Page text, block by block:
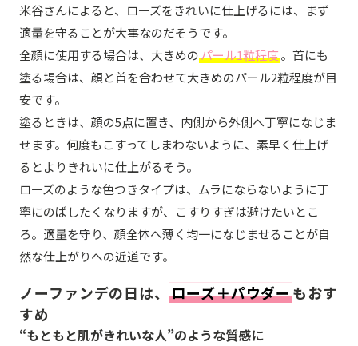
米谷さんによると、ローズをきれいに仕上げるには、まず
適量を守ることが大事なのだそうです。
全顔に使用する場合は、大きめのパール1粒程度。首にも
塗る場合は、顔と首を合わせて大きめのパール2粒程度が目
安です。
塗るときは、顔の5点に置き、内側から外側へ丁寧になじま
せます。何度もこすってしまわないように、素早く仕上げ
るとよりきれいに仕上がるそう。
ローズのような色つきタイプは、ムラにならないように丁
寧にのばしたくなりますが、こすりすぎは避けたいとこ
ろ。適量を守り、顔全体へ薄く均一になじませることが自
然な仕上がりへの近道です。
ノーファンデの日は、 ローズ＋パウダーもおす
すめ
“もともと肌がきれいな人”のような質感に